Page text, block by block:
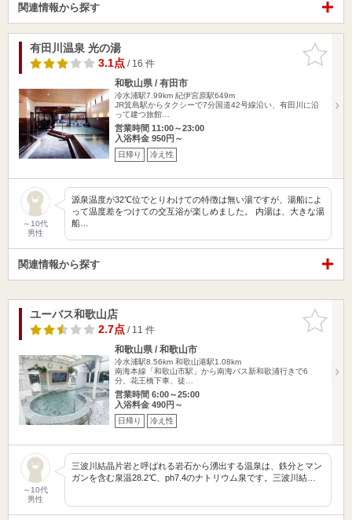
関連情報から探す
お気に入
りに追加
有田川温泉 光の湯
3.1点/ 16 件
和歌山県 / 有田市
冷水浦駅7.99km 紀伊宮原駅649m
JR箕島駅からタクシーで7分国道42号線沿い、有田川に沿
って建つ旅館…
営業時間 11:00～23:00
入浴料金 950円～
日帰り 冷え性
～10代
男性
源泉温度が32℃位でとりわけての特徴は無い湯ですが、湯船によ
って温度差をつけての交互浴が楽しめました。 内湯は、大きな湯
船…
関連情報から探す
お気に入
りに追加
ユーバス和歌山店
2.7点/ 11 件
和歌山県 / 和歌山市
冷水浦駅8.56km 和歌山港駅1.08km
南海本線「和歌山市駅」から南海バス新和歌浦行きで6
分、花王橋下車、徒…
営業時間 6:00～25:00
入浴料金 490円～
日帰り 冷え性
～10代
男性
三波川結晶片岩と呼ばれる岩石から湧出する温泉は、鉄分とマン
ガンを含む泉温28.2℃、ph7.4のナトリウム泉です。三波川結…